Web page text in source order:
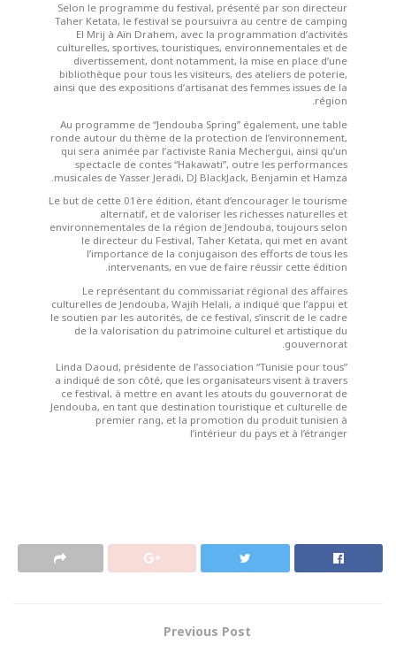
Selon le programme du festival, présenté par son directeur
Taher Ketata, le festival se poursuivra au centre de camping
El Mrij à Aïn Drahem, avec la programmation d’activités
culturelles, sportives, touristiques, environnementales et de
divertissement, dont notamment, la mise en place d’une
bibliothèque pour tous les visiteurs, des ateliers de poterie,
ainsi que des expositions d’artisanat des femmes issues de la
région.
Au programme de “Jendouba Spring” également, une table
ronde autour du thème de la protection de l’environnement,
qui sera animée par l’activiste Rania Mechergui, ainsi qu’un
spectacle de contes “Hakawati”, outre les performances
musicales de Yasser Jeradi, DJ BlackJack, Benjamin et Hamza.
Le but de cette 01ère édition, étant d’encourager le tourisme
alternatif, et de valoriser les richesses naturelles et
environnementales de la région de Jendouba, toujours selon
le directeur du Festival, Taher Ketata, qui met en avant
l’importance de la conjugaison des efforts de tous les
intervenants, en vue de faire réussir cette édition.
Le représentant du commissariat régional des affaires
culturelles de Jendouba, Wajih Helali, a indiqué que l’appui et
le soutien par les autorités, de ce festival, s’inscrit de le cadre
de la valorisation du patrimoine culturel et artistique du
gouvernorat.
Linda Daoud, présidente de l’association “Tunisie pour tous”
a indiqué de son côté, que les organisateurs visent à travers
ce festival, à mettre en avant les atouts du gouvernorat de
Jendouba, en tant que destination touristique et culturelle de
premier rang, et la promotion du produit tunisien à
l’intérieur du pays et à l’étranger
Previous Post